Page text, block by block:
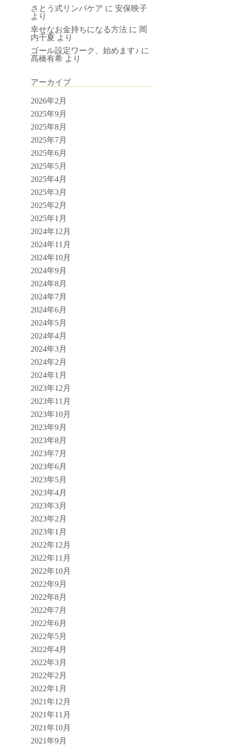
さとう式リンパケア に 安保映子
より
幸せなお金持ちになる方法 に 岡
内千夏 より
ゴール設定ワーク、始めます♪ に
髙橋有希 より
アーカイブ
2026年2月
2025年9月
2025年8月
2025年7月
2025年6月
2025年5月
2025年4月
2025年3月
2025年2月
2025年1月
2024年12月
2024年11月
2024年10月
2024年9月
2024年8月
2024年7月
2024年6月
2024年5月
2024年4月
2024年3月
2024年2月
2024年1月
2023年12月
2023年11月
2023年10月
2023年9月
2023年8月
2023年7月
2023年6月
2023年5月
2023年4月
2023年3月
2023年2月
2023年1月
2022年12月
2022年11月
2022年10月
2022年9月
2022年8月
2022年7月
2022年6月
2022年5月
2022年4月
2022年3月
2022年2月
2022年1月
2021年12月
2021年11月
2021年10月
2021年9月